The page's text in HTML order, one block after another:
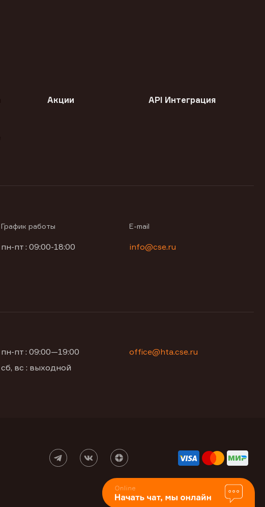
Акции API Интеграция
График работы
пн-пт : 09:00-18:00
E-mail
info@cse.ru
пн-пт : 09:00—19:00
сб, вс : выходной
office@hta.cse.ru